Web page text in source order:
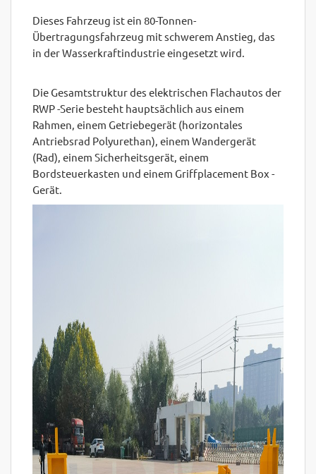
Dieses Fahrzeug ist ein 80-Tonnen-
Übertragungsfahrzeug mit schwerem Anstieg, das
in der Wasserkraftindustrie eingesetzt wird.
Die Gesamtstruktur des elektrischen Flachautos der
RWP -Serie besteht hauptsächlich aus einem
Rahmen, einem Getriebegerät (horizontales
Antriebsrad Polyurethan), einem Wandergerät
(Rad), einem Sicherheitsgerät, einem
Bordsteuerkasten und einem Griffplacement Box -
Gerät.